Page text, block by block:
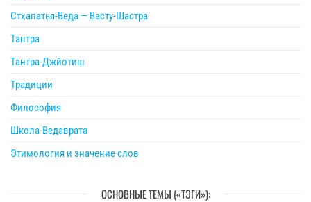
Стхапатья-Веда — Васту-Шастра
Тантра
Тантра-Джйотиш
Традиции
Философия
Школа-Ведаврата
Этимология и значение слов
ОСНОВНЫЕ ТЕМЫ («ТЭГИ»):